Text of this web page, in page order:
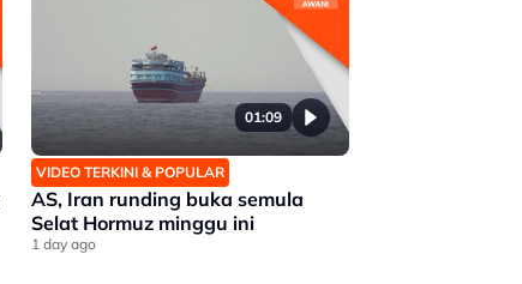
01:09
VIDEO TERKINI & POPULAR
AS, Iran runding buka semula
Selat Hormuz minggu ini
1 day ago